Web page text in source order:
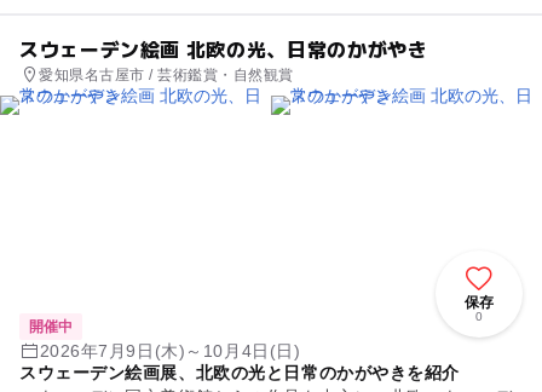
スウェーデン絵画 北欧の光、日常のかがやき
愛知県名古屋市 / 芸術鑑賞・自然観賞
保存
0
開催中
2026年7月9日(木)～10月4日(日)
スウェーデン絵画展、北欧の光と日常のかがやきを紹介